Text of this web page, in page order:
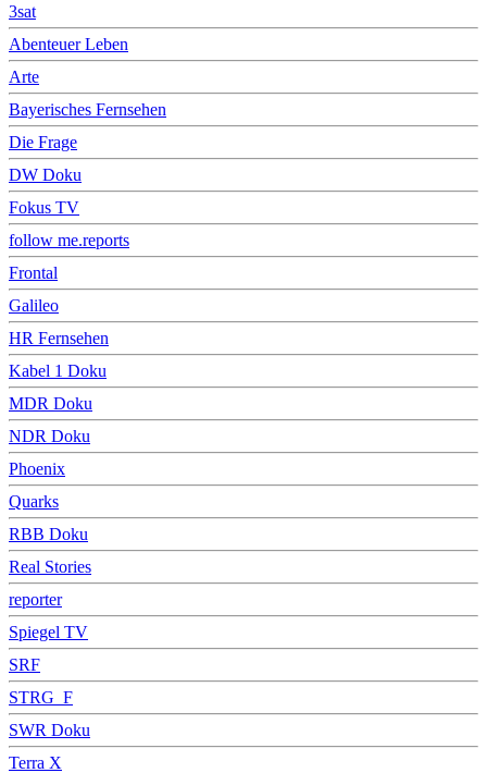
3sat
Abenteuer Leben
Arte
Bayerisches Fernsehen
Die Frage
DW Doku
Fokus TV
follow me.reports
Frontal
Galileo
HR Fernsehen
Kabel 1 Doku
MDR Doku
NDR Doku
Phoenix
Quarks
RBB Doku
Real Stories
reporter
Spiegel TV
SRF
STRG_F
SWR Doku
Terra X